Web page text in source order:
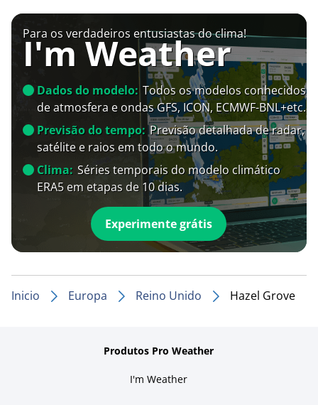
Para os verdadeiros entusiastas do clima!
I'm Weather
Dados do modelo: Todos os modelos conhecidos
de atmosfera e ondas GFS, ICON, ECMWF-BNL+etc.
Previsão do tempo: Previsão detalhada de radar,
satélite e raios em todo o mundo.
Clima: Séries temporais do modelo climático
ERA5 em etapas de 10 dias.
Experimente grátis
Inicio Europa Reino Unido Hazel Grove
Produtos Pro Weather
I'm Weather